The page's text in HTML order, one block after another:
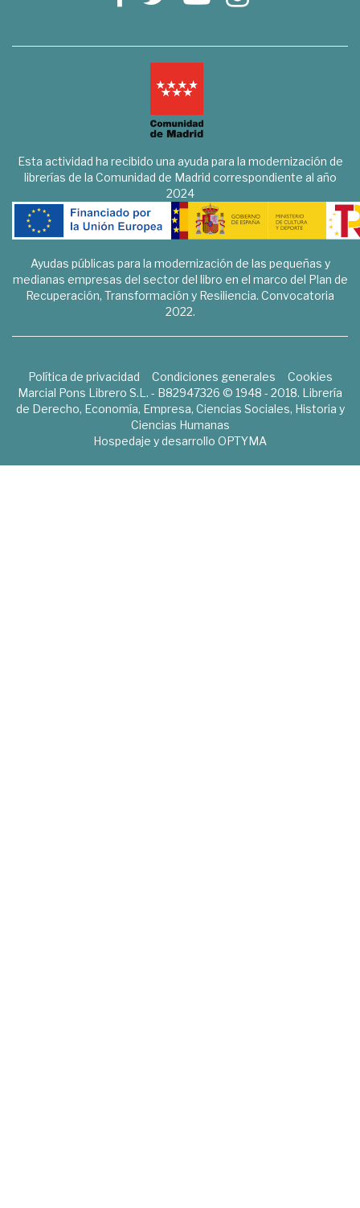
Esta actividad ha recibido una ayuda para la modernización de
librerías de la Comunidad de Madrid correspondiente al año
2024
Ayudas públicas para la modernización de las pequeñas y
medianas empresas del sector del libro en el marco del Plan de
Recuperación, Transformación y Resiliencia. Convocatoria
2022.
Política de privacidad Condiciones generales
Cookies
Marcial Pons Librero S.L. - B82947326 © 1948 - 2018. Librería
de Derecho, Economía, Empresa, Ciencias Sociales, Historia y
Ciencias Humanas
Hospedaje y desarrollo OPTYMA